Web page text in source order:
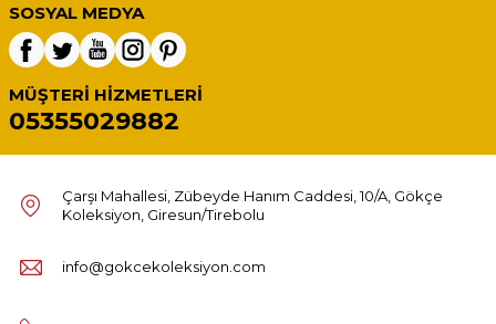
SOSYAL MEDYA
MÜŞTERI HIZMETLERI
05355029882
Çarşı Mahallesi, Zübeyde Hanım Caddesi, 10/A, Gökçe
Koleksiyon, Giresun/Tirebolu
info@gokcekoleksiyon.com